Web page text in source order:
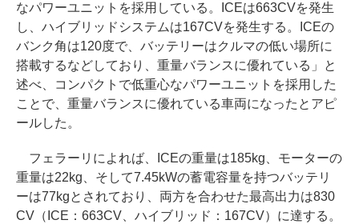
なパワーユニットを採用している。ICEは663CVを発生
し、ハイブリッドシステムは167CVを発生する。ICEの
バンク角は120度で、バッテリーはクルマの低い場所に
搭載するなどしており、重量バランスに優れている」と
述べ、コンパクトで低重心なパワーユニットを採用した
ことで、重量バランスに優れている車両になったとアピ
ールした。
フェラーリによれば、ICEの重量は185kg、モーターの
重量は22kg、そして7.45kWの蓄電容量を持つバッテリ
ーは77kgとされており、両方を合わせた最高出力は830
CV（ICE：663CV、ハイブリッド：167CV）に達する。